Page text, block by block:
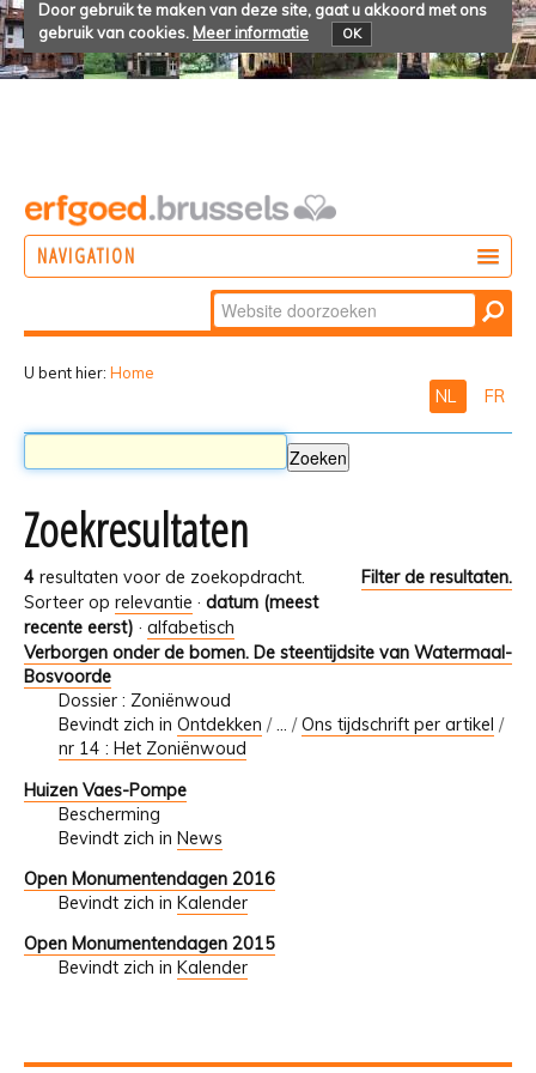
Door gebruik te maken van deze site, gaat u akkoord met ons
gebruik van cookies. Meer informatie OK
NAVIGATION
Zoek
Geavanceerd
U bent hier: Home
NL FR
Zoekresultaten
4 resultaten voor de zoekopdracht.
Filter de resultaten.
Sorteer op relevantie · datum (meest
recente eerst) · alfabetisch
Verborgen onder de bomen. De steentijdsite van Watermaal-
Bosvoorde
Dossier : Zoniënwoud
Bevindt zich in Ontdekken /… /Ons tijdschrift per artikel /
nr 14 : Het Zoniënwoud
Huizen Vaes-Pompe
Bescherming
Bevindt zich in News
Open Monumentendagen 2016
Bevindt zich in Kalender
Open Monumentendagen 2015
Bevindt zich in Kalender